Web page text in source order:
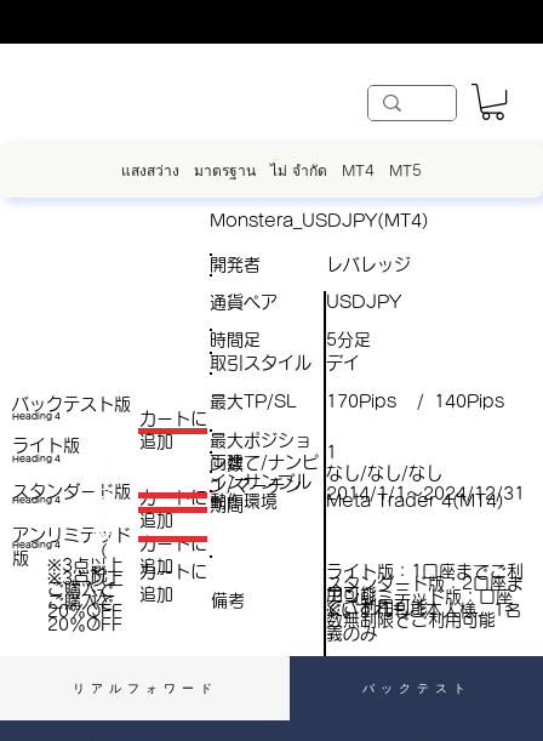
แสงสว่าง มาตรฐาน ไม่ จำกัด MT4 MT5
バックテスト版
スタンダード版
アンリミテッド
版
Monstera_USDJPY(MT4)
開発者 レバレッジ
最大ポジショ
ン数
1
Heading 4
​カートに
追加
税
込
）
Heading 4
​カートに
追加
Heading 4
※3点以上
ご購入で​
20％OFF
税
込
）
​カートに
追加
Heading 4
（
税
込
）
※3点以上
ご購入で​
20％OFF
​カートに
追加
ライト版
通貨ペア USDJPY
取引スタイル デイ
最大TP/SL 170Pips / 140Pips
両建て/ナンピ
ン/マーチン
なし/なし/なし
インサンプル
期間
2014/1/1～2024/12/31
動作環境 Meta Trader 4(MT4)
時間足 5分足
備考
ライト版：1口座までご利
用可能
スタンダード版：2口座ま
でご利用可能
アンリミテッド版：口座
数無制限でご利用可能
※いずれもご本人様、1名
義のみ
リアルフォワード バックテスト